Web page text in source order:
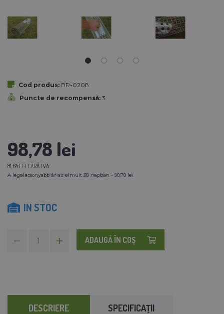
Cod produs: BR-0208
Puncte de recompensă: 3
98,78 lei
81,64 LEI FĂRĂ TVA
A legalacsonyabb ár az elmúlt 30 napban - 98,78 lei
IN STOC
ADAUGĂ ÎN COŞ
DESCRIERE SPECIFICAŢII